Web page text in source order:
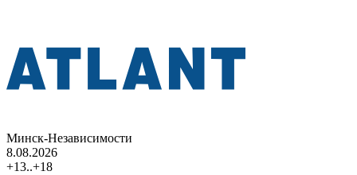
Минск-Независимости
8.08.2026
+13..+18